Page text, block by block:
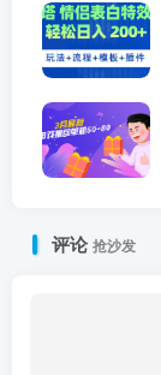
评论抢沙发